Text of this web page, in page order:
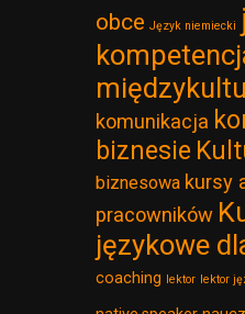
obce Język niemiecki
komunikacja
biznesie
biznesowa kursy
pracowników
językowe
coaching lektor lektor